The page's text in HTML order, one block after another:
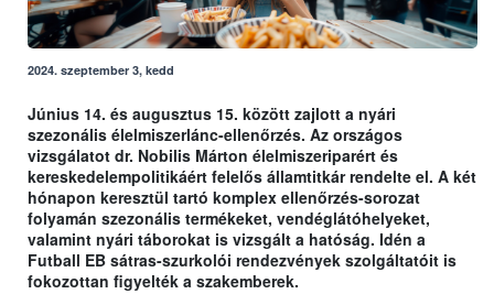
2024. szeptember 3, kedd
Június 14. és augusztus 15. között zajlott a nyári
szezonális élelmiszerlánc-ellenőrzés. Az országos
vizsgálatot dr. Nobilis Márton élelmiszeriparért és
kereskedelempolitikáért felelős államtitkár rendelte el. A két
hónapon keresztül tartó komplex ellenőrzés-sorozat
folyamán szezonális termékeket, vendéglátóhelyeket,
valamint nyári táborokat is vizsgált a hatóság. Idén a
Futball EB sátras-szurkolói rendezvények szolgáltatóit is
fokozottan figyelték a szakemberek.